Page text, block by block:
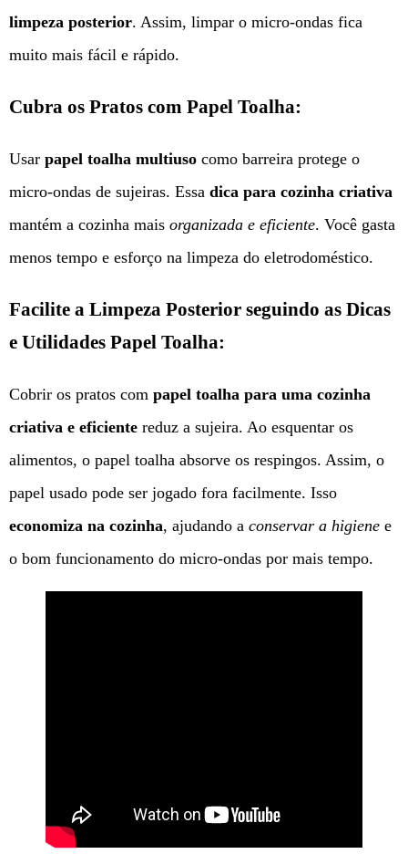
limpeza posterior. Assim, limpar o micro-ondas fica
muito mais fácil e rápido.
Cubra os Pratos com Papel Toalha:
Usar papel toalha multiuso como barreira protege o
micro-ondas de sujeiras. Essa dica para cozinha criativa
mantém a cozinha mais organizada e eficiente. Você gasta
menos tempo e esforço na limpeza do eletrodoméstico.
Facilite a Limpeza Posterior seguindo as Dicas
e Utilidades Papel Toalha:
Cobrir os pratos com papel toalha para uma cozinha
criativa e eficiente reduz a sujeira. Ao esquentar os
alimentos, o papel toalha absorve os respingos. Assim, o
papel usado pode ser jogado fora facilmente. Isso
economiza na cozinha, ajudando a conservar a higiene e
o bom funcionamento do micro-ondas por mais tempo.